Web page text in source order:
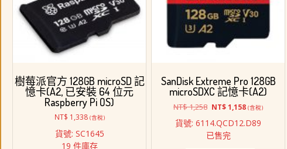
序
樹莓派官方 128GB microSD 記
憶卡(A2, 已安裝 64 位元
Raspberry Pi OS)
NT$ 1,338 (含稅)
貨號: SC1645
19 件庫存
SanDisk Extreme Pro 128GB
microSDXC 記憶卡(A2)
NT$1,258 原
價
格：
NT$1,158目
價
(含稅)
貨號: 6114.QCD12.D89
已售完